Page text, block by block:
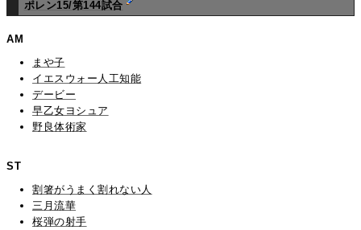
ポレン15/第144試合
AM
まや子
イエスウォー人工知能
デービー
早乙女ヨシュア
野良体術家
ST
割箸がうまく割れない人
三月流華
桜弾の射手